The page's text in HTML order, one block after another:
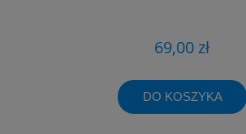
69,00 zł
DO KOSZYKA